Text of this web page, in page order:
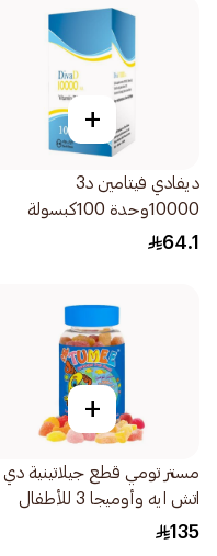
+
ديفادي فيتامين د3
10000وحدة 100كبسولة
64.1
+
مستر تومي قطع جيلاتينية دي
اتش ايه وأوميجا 3 للأطفال
60قطعة
135